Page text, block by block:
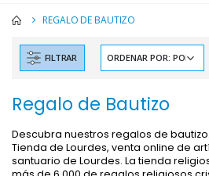
REGALO DE BAUTIZO
FILTRAR
Regalo de Bautizo
Descubra nuestros regalos de
Tienda de Lourdes, venta online de
santuario de Lourdes. La tienda
-10%
Estatuilla Virgen Milagrosa Luminosa